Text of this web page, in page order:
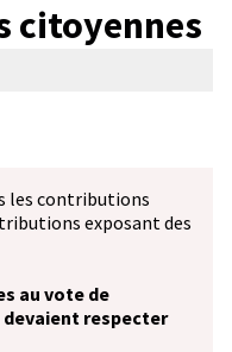
citoyennes
les contributions
exposant des
au vote de
respecter